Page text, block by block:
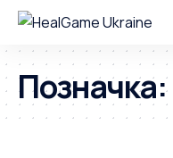
Позначка: